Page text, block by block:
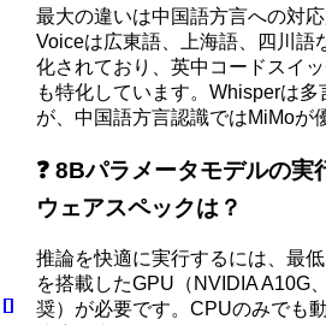
最大の違いは中国語方言への対
Voiceは広東語、上海語、四川語
化されており、英中コードスイ
も特化しています。Whisperは
が、中国語方言認識ではMiMoが
❓ 8Bパラメータモデルの実
ウェアスペックは？
推論を快適に実行するには、最
を搭載したGPU（NVIDIA A10G
奨）が必要です。CPUのみでも